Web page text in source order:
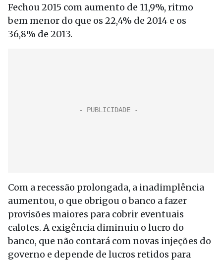
Fechou 2015 com aumento de 11,9%, ritmo
bem menor do que os 22,4% de 2014 e os
36,8% de 2013.
Com a recessão prolongada, a inadimplência
aumentou, o que obrigou o banco a fazer
provisões maiores para cobrir eventuais
calotes. A exigência diminuiu o lucro do
banco, que não contará com novas injeções do
governo e depende de lucros retidos para